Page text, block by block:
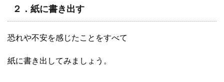
２．紙に書き出す
恐れや不安を感じたことをすべて
紙に書き出してみましょう。